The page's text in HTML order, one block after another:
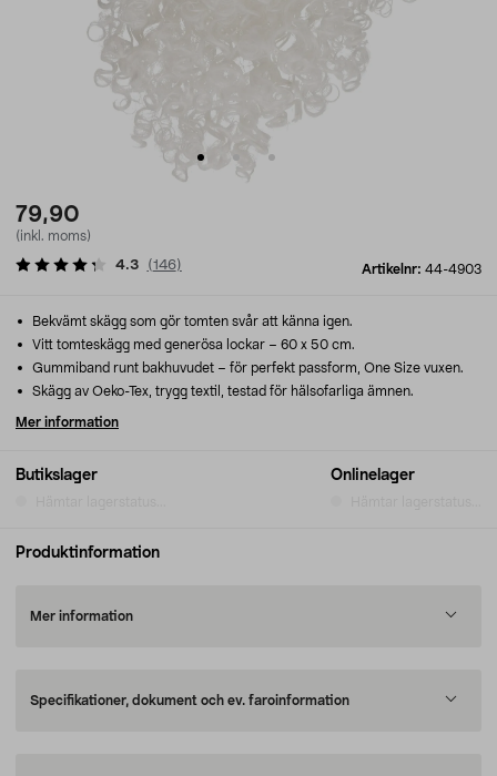
79,90
(inkl. moms)
Artikelnr: 44-4903
4.3 (146)
Butikslager Onlinelager
Bekvämt skägg som gör tomten svår att känna igen.
Vitt tomteskägg med generösa lockar – 60 x 50 cm.
Gummiband runt bakhuvudet – för perfekt passform, One Size vuxen.
Skägg av Oeko-Tex, trygg textil, testad för hälsofarliga ämnen.
Mer information
Produktinformation
Mer information
Specifikationer, dokument och ev. faroinformation